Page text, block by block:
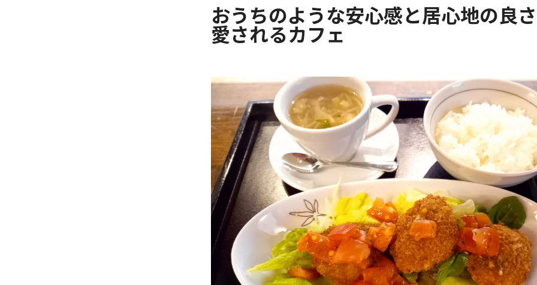
おうちのような安心感と居心地の良
愛されるカフェ